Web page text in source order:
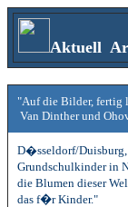
Aktuell
"Auf die Bilder, fertig
Van Dinther und
D�sseldorf/
Grundschulkinder in
die Blumen dieser
das f�r Kinder."